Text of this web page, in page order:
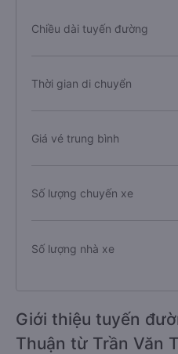
Chiều dài tuyến đường
Thời gian di chuyển
Giá vé trung bình
Số lượng chuyến xe
Số lượng nhà xe
Giới thiệu tuyến
Thuận từ Trần Văn